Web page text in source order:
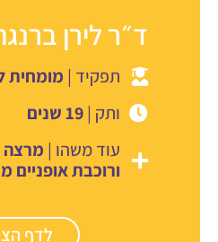
ד״ר יובל
תפקיד | מדריך
ותק |14 שנים
עוד משהו |רופא
לדף